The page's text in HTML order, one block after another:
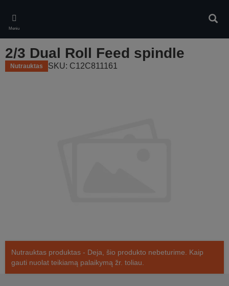
main
content
Meniu
2/3 Dual Roll Feed spindle
Nutrauktas SKU: C12C811161
Nutrauktas produktas - Deja, šio produkto nebeturime. Kaip
gauti nuolat teikiamą palaikymą žr. toliau.